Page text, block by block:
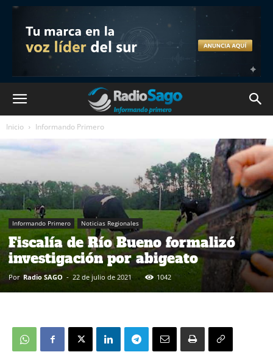
Inicio Informando Primero
Informando Primero Noticias Regionales
Fiscalía de Río Bueno formalizó
investigación por abigeato
Por Radio SAGO - 22 de julio de 2021 1042